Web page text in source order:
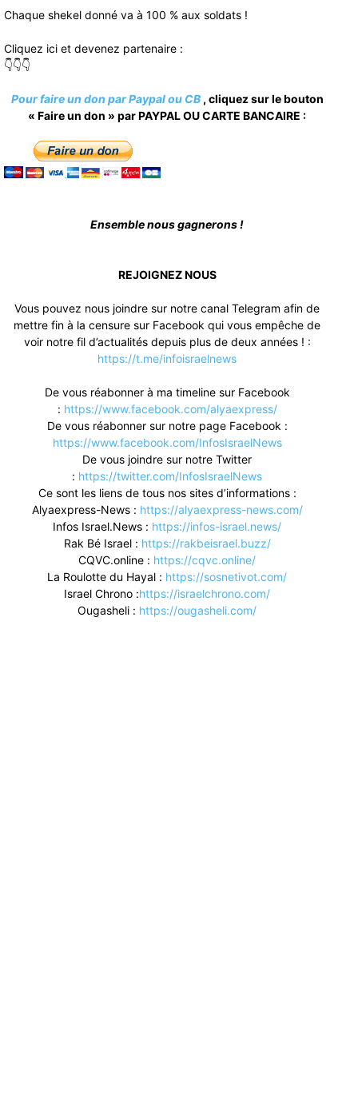
Chaque shekel donné va à 100 % aux soldats !
Cliquez ici et devenez partenaire :
👇👇👇
Pour faire un don par Paypal ou CB , cliquez sur le bouton
« Faire un don » par PAYPAL OU CARTE BANCAIRE :
Ensemble nous gagnerons !
REJOIGNEZ NOUS
Vous pouvez nous joindre sur notre canal Telegram afin de
mettre fin à la censure sur Facebook qui vous empêche de
voir notre fil d’actualités depuis plus de deux années ! :
https://t.me/infoisraelnews
De vous réabonner à ma timeline sur Facebook
: https://www.facebook.com/alyaexpress/
De vous réabonner sur notre page Facebook :
https://www.facebook.com/InfosIsraelNews
De vous joindre sur notre Twitter
: https://twitter.com/InfosIsraelNews
Ce sont les liens de tous nos sites d’informations :
Alyaexpress-News : https://alyaexpress-news.com/
Infos Israel.News : https://infos-israel.news/
Rak Bé Israel : https://rakbeisrael.buzz/
CQVC.online : https://cqvc.online/
La Roulotte du Hayal : https://sosnetivot.com/
Israel Chrono :https://israelchrono.com/
Ougasheli : https://ougasheli.com/